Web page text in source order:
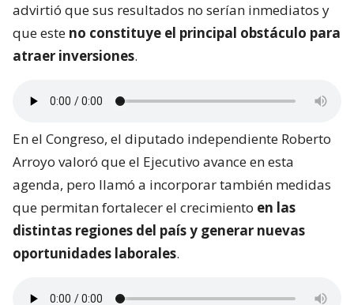
advirtió que sus resultados no serían inmediatos y
que este no constituye el principal obstáculo para
atraer inversiones.
En el Congreso, el diputado independiente Roberto
Arroyo valoró que el Ejecutivo avance en esta
agenda, pero llamó a incorporar también medidas
que permitan fortalecer el crecimiento en las
distintas regiones del país y generar nuevas
oportunidades laborales.